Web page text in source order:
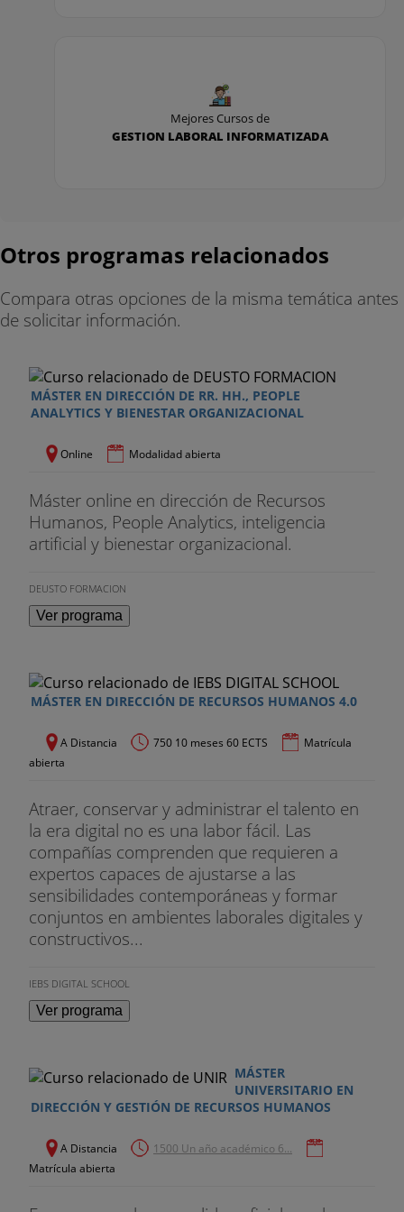
Mejores Cursos de
GESTION LABORAL INFORMATIZADA
Otros programas relacionados
Compara otras opciones de la misma temática antes
de solicitar información.
MÁSTER EN DIRECCIÓN DE RR. HH., PEOPLE
ANALYTICS Y BIENESTAR ORGANIZACIONAL
Online Modalidad abierta
Máster online en dirección de Recursos
Humanos, People Analytics, inteligencia
artificial y bienestar organizacional.
DEUSTO FORMACION
Ver programa
MÁSTER EN DIRECCIÓN DE RECURSOS HUMANOS 4.0
A Distancia 750 10 meses 60 ECTS
Matrícula
abierta
Atraer, conservar y administrar el talento en
la era digital no es una labor fácil. Las
compañías comprenden que requieren a
expertos capaces de ajustarse a las
sensibilidades contemporáneas y formar
conjuntos en ambientes laborales digitales y
constructivos...
IEBS DIGITAL SCHOOL
Ver programa
MÁSTER
UNIVERSITARIO EN
DIRECCIÓN Y GESTIÓN DE RECURSOS HUMANOS
A Distancia
1500 Un año académico 6...
Matrícula abierta